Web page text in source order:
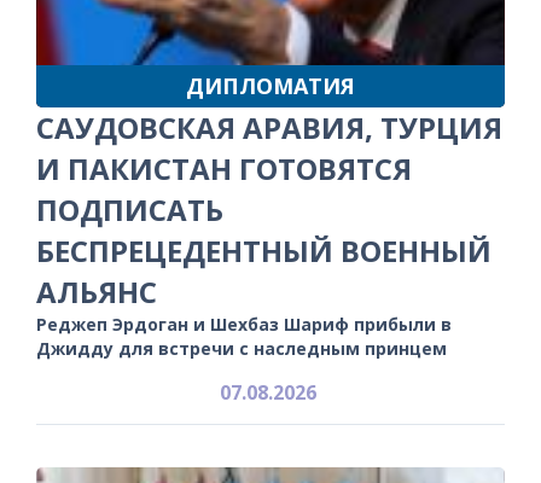
ДИПЛОМАТИЯ
САУДОВСКАЯ АРАВИЯ, ТУРЦИЯ
И ПАКИСТАН ГОТОВЯТСЯ
ПОДПИСАТЬ
БЕСПРЕЦЕДЕНТНЫЙ ВОЕННЫЙ
АЛЬЯНС
Реджеп Эрдоган и Шехбаз Шариф прибыли в
Джидду для встречи с наследным принцем
07.08.2026